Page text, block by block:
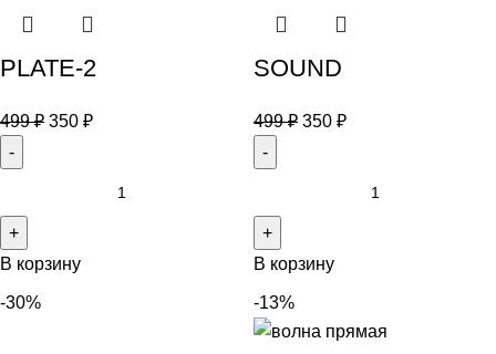
PLATE-2
499₽ 350 ₽
В корзину
SOUND
499₽ 350 ₽
В корзину
-30% -13%